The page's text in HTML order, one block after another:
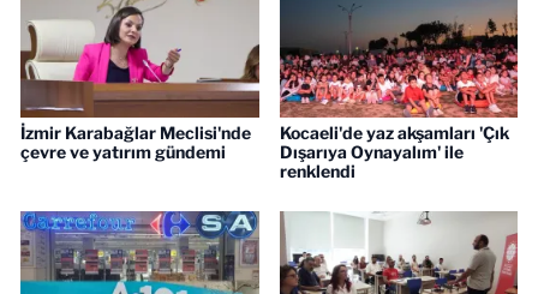
İzmir Karabağlar Meclisi'nde
çevre ve yatırım gündemi
Kocaeli'de yaz akşamları 'Çık
Dışarıya Oynayalım' ile
renklendi